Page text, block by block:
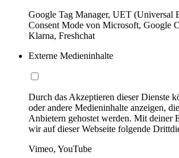
Google Tag Manager, UET (Universal
Consent Mode von Microsoft, Google
Klarna, Freshchat
Externe Medieninhalte
Durch das Akzeptieren dieser Dienste
oder andere Medieninhalte anzeigen,
Anbietern gehostet werden. Mit deiner
wir auf dieser Webseite folgende
Vimeo, YouTube